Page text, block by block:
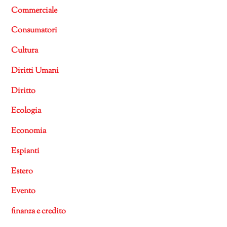
Commerciale
Consumatori
Cultura
Diritti Umani
Diritto
Ecologia
Economia
Espianti
Estero
Evento
finanza e credito